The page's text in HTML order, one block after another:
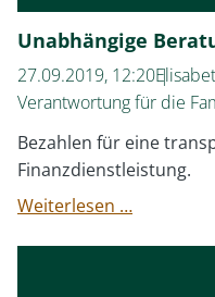
Unabhängige
27.09.2019, 12:20
Verantwortung für die
Bezahlen für eine
Finanzdienstleistung.
Weiterlesen …